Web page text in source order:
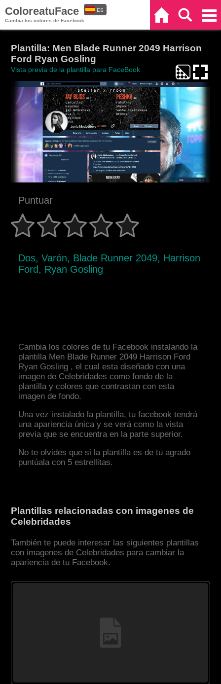
ColoreatuFace
Cambia los colores de Facebook
ES
Plantilla: Men Blade Runner 2049 Harrison
Ford Ryan Gosling
Vista previa de la plantilla para FaceBook
Puntuar
Dos, Varón, Blade Runner 2049, Harrison
Ford, Ryan Gosling
Cambia los colores de tu Facebook instalando la
plantilla Men Blade Runner 2049 Harrison Ford
Ryan Gosling , el cual esta diseñado con una
imagen de Celebridades como fondo de la
plantilla y colores que contrastan con esta
imagen de fondo.
Una vez instalado la plantilla, tu facebook tendrá
una apariencia única y se verá como la vista
previa que se encuentra en la parte superior.
No te olvides que si la plantilla es de tu agrado
puntúala con 5 estrellitas.
Plantillas relacionadas con imagenes de
Celebridades
También te puede interesar las siguientes plantillas
con imagenes de Celebridades para cambiar la
apariencia de tu Facebook.